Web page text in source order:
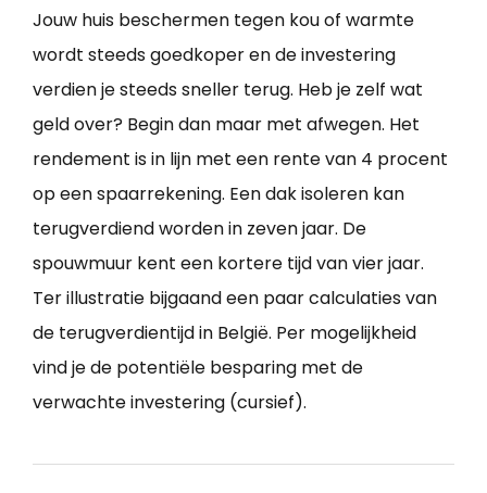
Jouw huis beschermen tegen kou of warmte
wordt steeds goedkoper en de investering
verdien je steeds sneller terug. Heb je zelf wat
geld over? Begin dan maar met afwegen. Het
rendement is in lijn met een rente van 4 procent
op een spaarrekening. Een dak isoleren kan
terugverdiend worden in zeven jaar. De
spouwmuur kent een kortere tijd van vier jaar.
Ter illustratie bijgaand een paar calculaties van
de terugverdientijd in België. Per mogelijkheid
vind je de potentiële besparing met de
verwachte investering (cursief).